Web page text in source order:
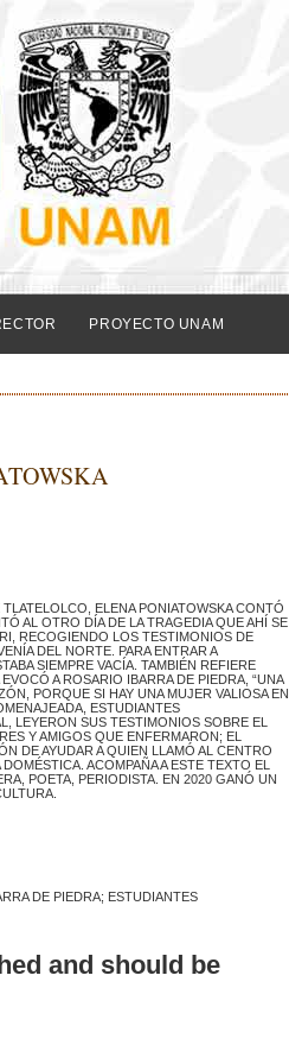
PROYECTO UNAM
ELENA PONIATOWSKA CONTÓ
AL OTRO DÍA DE LA TRAGEDIA QUE AHÍ SE
RECOGIENDO LOS TESTIMONIOS DE
DEL NORTE. PARA ENTRAR A
SIEMPRE VACÍA. TAMBIÉN REFIERE
A ROSARIO IBARRA DE PIEDRA, “UNA
PORQUE SI HAY UNA MUJER VALIOSA EN
ESTUDIANTES
LEYERON SUS TESTIMONIOS SOBRE EL
Y AMIGOS QUE ENFERMARON; EL
DE AYUDAR A QUIEN LLAMÓ AL CENTRO
ACOMPAÑA A ESTE TEXTO EL
POETA, PERIODISTA. EN 2020 GANÓ UN
DE PIEDRA; ESTUDIANTES
and should be